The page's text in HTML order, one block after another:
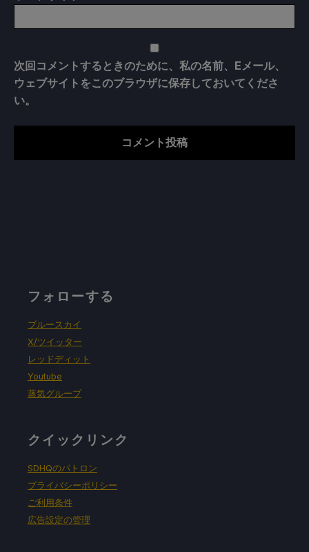
次回コメントするときのために、私の名前、Eメール、
ウェブサイトをこのブラウザに保存しておいてくださ
い。
フォローする
ブルースカイ
X/ツイッター
レッドディット
Youtube
蒸気グループ
クイックリンク
SDHQのパトロン
プライバシーポリシー
ご利用条件
広告設定の管理